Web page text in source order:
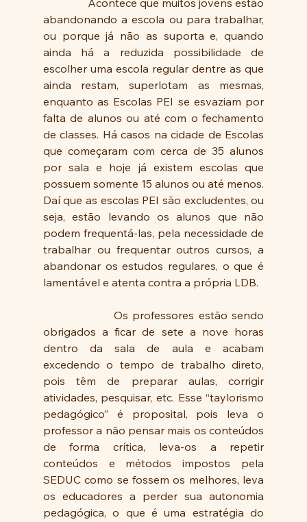
abandonando a escola ou para trabalhar,
ou porque já não as suporta e, quando
ainda há a reduzida possibilidade de
escolher uma escola regular dentre as que
ainda restam, superlotam as mesmas,
enquanto as Escolas PEI se esvaziam por
falta de alunos ou até com o fechamento
de classes. Há casos na cidade de Escolas
que começaram com cerca de 35 alunos
por sala e hoje já existem escolas que
possuem somente 15 alunos ou até menos.
Daí que as escolas PEI são excludentes, ou
seja, estão levando os alunos que não
podem frequentá-las, pela necessidade de
trabalhar ou frequentar outros cursos, a
abandonar os estudos regulares, o que é
lamentável e atenta contra a própria LDB.
obrigados a ficar de sete a nove horas
dentro da sala de aula e acabam
excedendo o tempo de trabalho direto,
pois têm de preparar aulas, corrigir
atividades, pesquisar, etc. Esse “taylorismo
pedagógico” é proposital, pois leva o
professor a não pensar mais os conteúdos
de forma crítica, leva-os a repetir
conteúdos e métodos impostos pela
SEDUC como se fossem os melhores, leva
os educadores a perder sua autonomia
pedagógica, o que é uma estratégia do